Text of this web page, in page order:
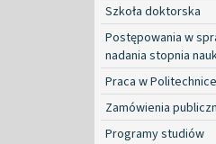
Szkoła doktorska
Postępowania w
nadania stopnia
Praca w Politechnice
Zamówienia
Programy studiów